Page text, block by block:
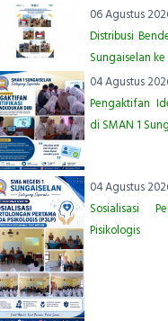
06 Agustus
Distribusi
Sungaiselan
04 Agustus
Pengaktifan
di SMAN 1
04 Agustus
Sosialisasi
Pisikologis